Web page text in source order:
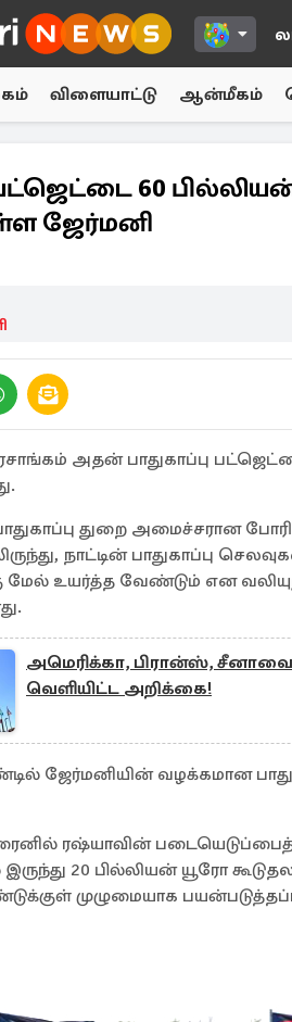
விளையாட்டு ஆன்மீகம்
பட்ஜெட்டை 60
ஜேர்மனி
அதன் பாதுகாப்பு
துறை அமைச்சரான
நாட்டின் பாதுகாப்பு
மேல் உயர்த்த வேண்டும் என
அமெரிக்கா, பிரான்ஸ், சீனாவை
வெளியிட்ட அறிக்கை!
ஜேர்மனியின் வழக்கமான
ரஷ்யாவின்
இருந்து 20 பில்லியன் யூரோ
முழுமையாக